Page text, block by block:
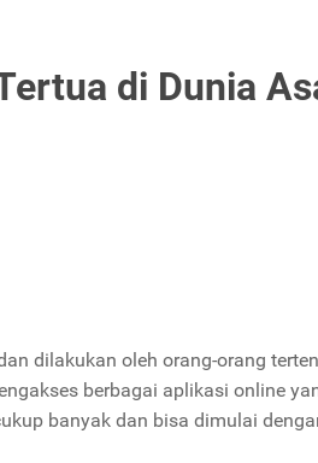
di Dunia
dilakukan oleh orang-orang
berbagai aplikasi online
banyak dan bisa dimulai